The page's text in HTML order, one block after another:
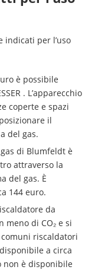
indicati per l’uso
è possibile
. L’apparecchio
coperte e spazi
il
del gas.
di Blumfeldt è
attraverso la
del gas. È
144 euro.
da
di CO₂ e si
riscaldatori
a circa
non è disponibile